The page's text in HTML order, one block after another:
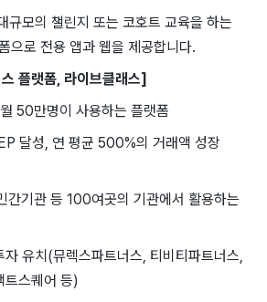
규모의 챌린지 또는 코호트 교육을 하는
으로 전용 앱과 웹을 제공합니다.
플랫폼, 라이브클래스]
50만명이 사용하는 플랫폼
달성, 연 평균 500%의 거래액 성장
간기관 등 100여곳의 기관에서 활용하는
유치(뮤렉스파트너스, 티비티파트너스,
트스퀘어 등)